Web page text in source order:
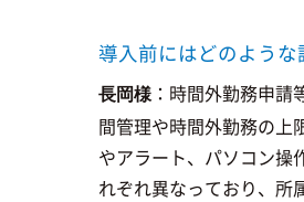
導入前にはどのよう
長岡様：時間外勤務申請
間管理や時間外勤務の上
やアラート、パソコン操
れぞれ異なっており、所